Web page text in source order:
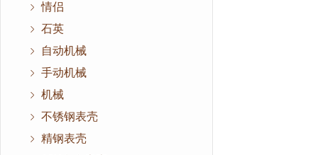
情侣
石英
自动机械
手动机械
机械
不锈钢表壳
精钢表壳